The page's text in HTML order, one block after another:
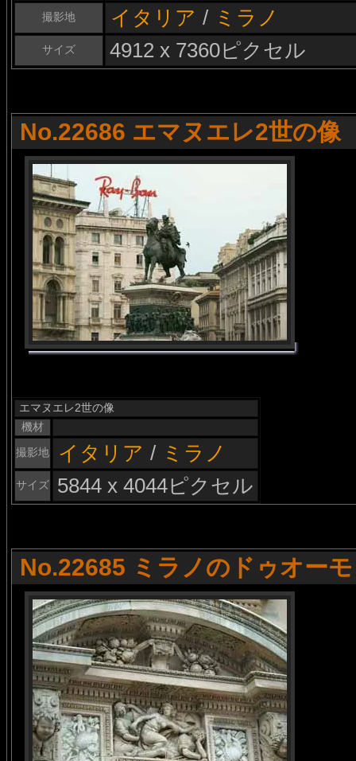
撮影地 イタリア / ミラノ
サイズ 4912 x 7360ピクセル
No.22686 エマヌエレ2世の像
エマヌエレ2世の像
機材
撮影地
イタリア / ミラノ
サイズ 5844 x 4044ピクセル
No.22685 ミラノのドゥオーモ